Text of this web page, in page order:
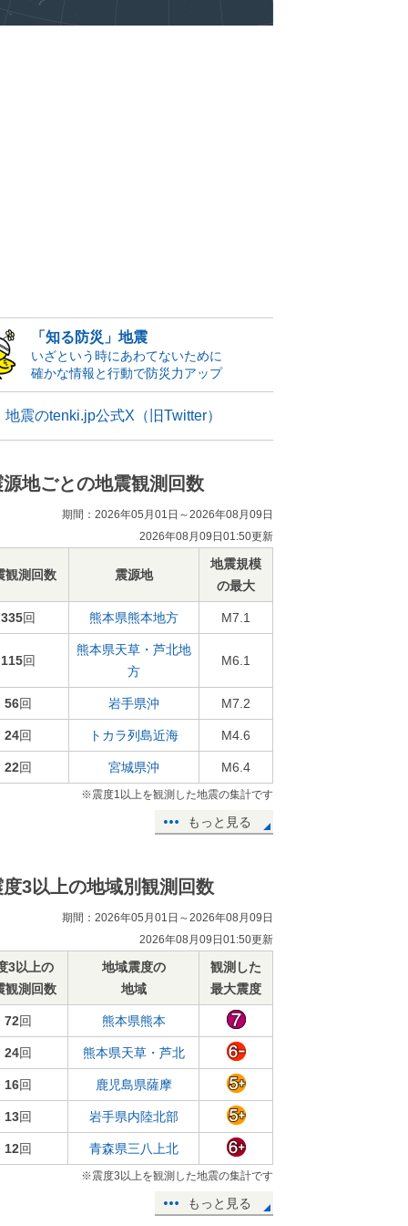
「知る防災」地震
いざという時にあわてないために
確かな情報と行動で防災力アップ
地震のtenki.jp公式X（旧Twitter）
源地ごとの地震観測回数
期間：2026年05月01日～2026年08月09日
2026年08月09日01:50更新
観測回数 震源地
地震規模
の最大
335回 熊本県熊本地方 M7.1
115回
熊本県天草・芦北地
方
M6.1
56回 岩手県沖 M7.2
24回 トカラ列島近海 M4.6
22回 宮城県沖 M6.4
※震度1以上を観測した地震の集計です
もっと見る
度3以上の地域別観測回数
期間：2026年05月01日～2026年08月09日
2026年08月09日01:50更新
3以上の
観測回数
地域震度の
地域
観測した
最大震度
72回 熊本県熊本
24回 熊本県天草・芦北
16回 鹿児島県薩摩
13回 岩手県内陸北部
12回 青森県三八上北
※震度3以上を観測した地震の集計です
もっと見る